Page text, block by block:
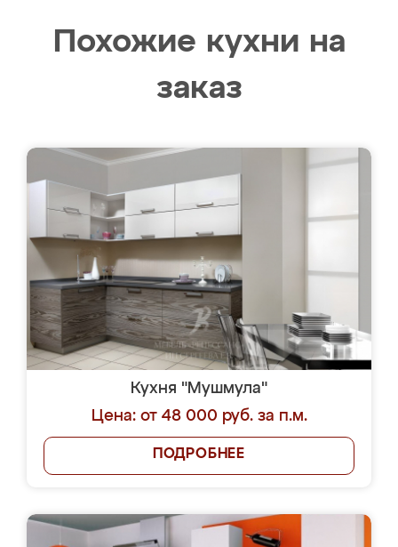
Похожие кухни на
заказ
Кухня "Мушмула"
Цена: от 48 000 руб. за п.м.
ПОДРОБНЕЕ